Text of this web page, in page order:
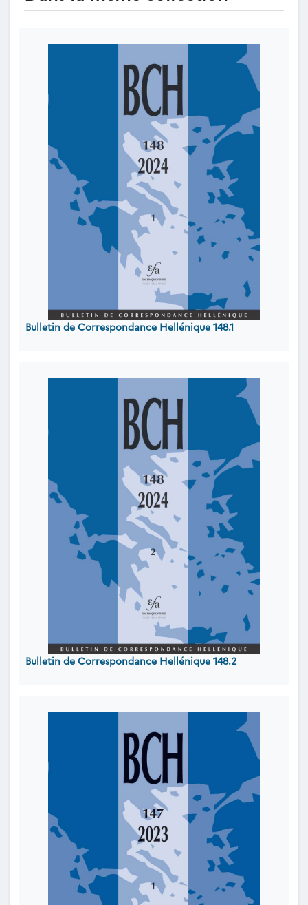
Bulletin de Correspondance Hellénique 148.1
Bulletin de Correspondance Hellénique 148.2